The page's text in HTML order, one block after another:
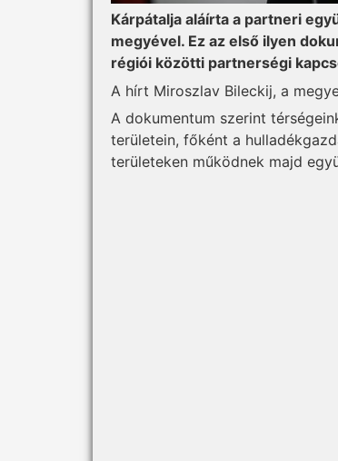
Kárpátalja aláírta a partneri
megyével. Ez az első ilyen
régiói közötti partnerségi
A hírt Miroszlav Bileckij, a
A dokumentum szerint
területein, főként a
területeken működnek majd